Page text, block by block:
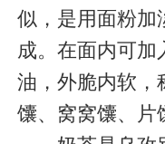
似，是用面粉加
成。在面内可加
油，外脆内软，
馕、窝窝馕、片